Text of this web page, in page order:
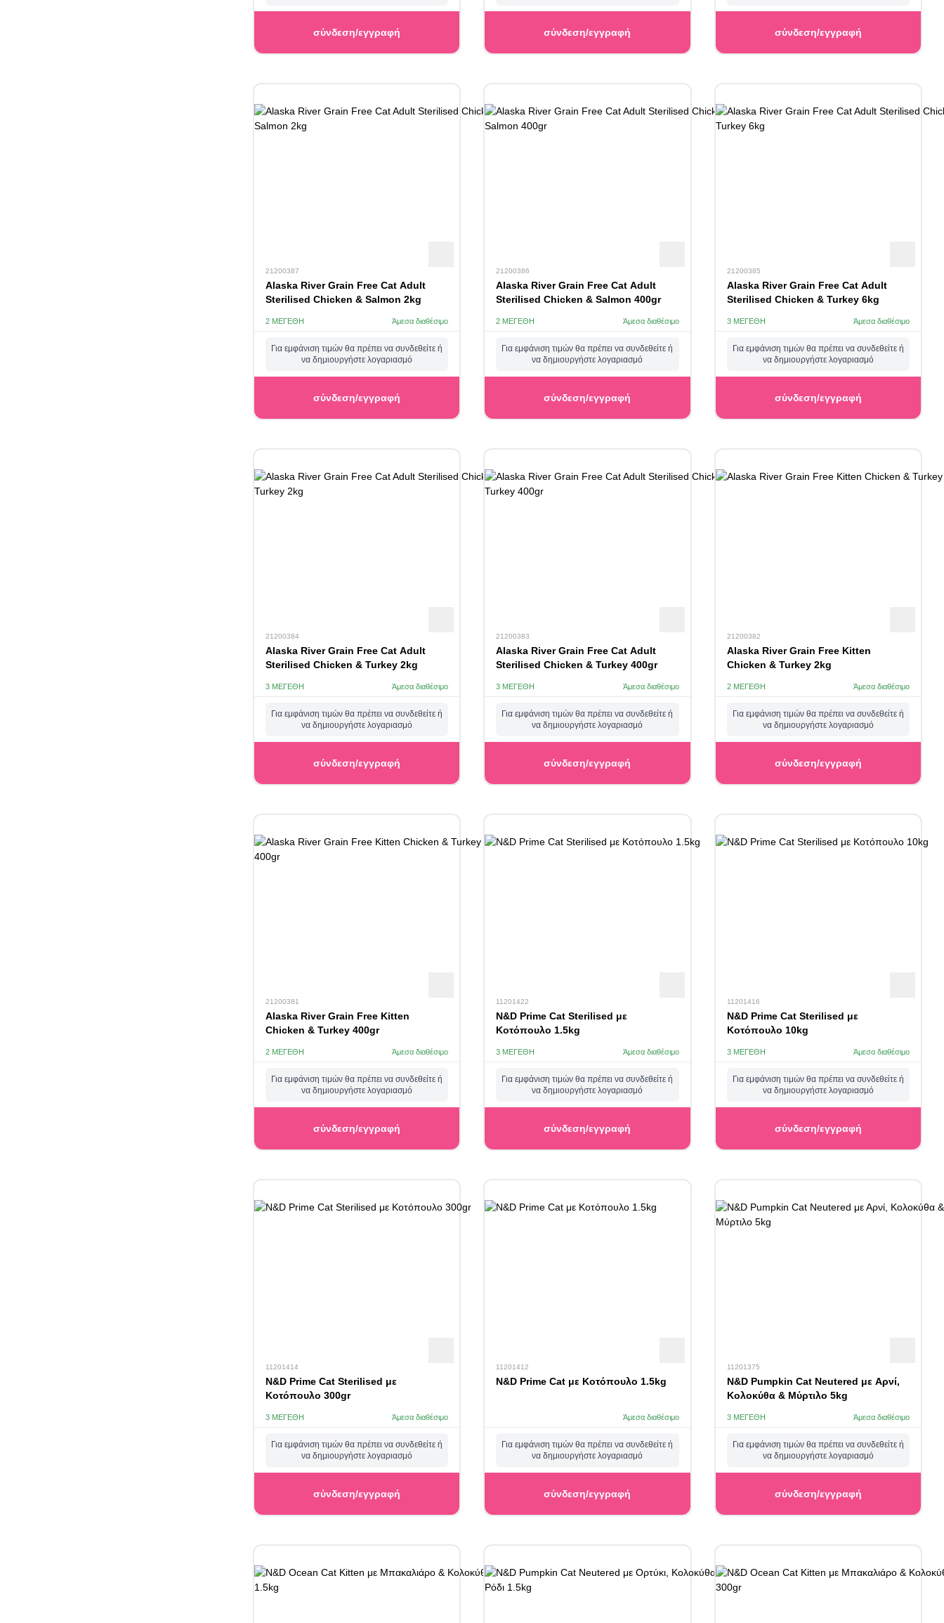
σύνδεση/εγγραφή σύνδεση/εγγραφή σύνδεση/εγγραφή
21200387
Alaska River Grain Free Cat Adult
Sterilised Chicken & Salmon 2kg
2 ΜΕΓΈΘΗ Άμεσα διαθέσιμο
Για εμφάνιση τιμών θα πρέπει να συνδεθείτε ή
να δημιουργήστε λογαριασμό
σύνδεση/εγγραφή
21200386
Alaska River Grain Free Cat Adult
Sterilised Chicken & Salmon 400gr
2 ΜΕΓΈΘΗ Άμεσα διαθέσιμο
Για εμφάνιση τιμών θα πρέπει να συνδεθείτε ή
να δημιουργήστε λογαριασμό
σύνδεση/εγγραφή
21200385
Alaska River Grain Free Cat Adult
Sterilised Chicken & Turkey 6kg
3 ΜΕΓΈΘΗ Άμεσα διαθέσιμο
Για εμφάνιση τιμών θα πρέπει να συνδεθείτε ή
να δημιουργήστε λογαριασμό
σύνδεση/εγγραφή
21200384
Alaska River Grain Free Cat Adult
Sterilised Chicken & Turkey 2kg
3 ΜΕΓΈΘΗ Άμεσα διαθέσιμο
Για εμφάνιση τιμών θα πρέπει να συνδεθείτε ή
να δημιουργήστε λογαριασμό
σύνδεση/εγγραφή
21200383
Alaska River Grain Free Cat Adult
Sterilised Chicken & Turkey 400gr
3 ΜΕΓΈΘΗ Άμεσα διαθέσιμο
Για εμφάνιση τιμών θα πρέπει να συνδεθείτε ή
να δημιουργήστε λογαριασμό
σύνδεση/εγγραφή
21200382
Alaska River Grain Free Kitten
Chicken & Turkey 2kg
2 ΜΕΓΈΘΗ Άμεσα διαθέσιμο
Για εμφάνιση τιμών θα πρέπει να συνδεθείτε ή
να δημιουργήστε λογαριασμό
σύνδεση/εγγραφή
21200381
Alaska River Grain Free Kitten
Chicken & Turkey 400gr
2 ΜΕΓΈΘΗ Άμεσα διαθέσιμο
Για εμφάνιση τιμών θα πρέπει να συνδεθείτε ή
να δημιουργήστε λογαριασμό
σύνδεση/εγγραφή
11201422
N&D Prime Cat Sterilised με
Κοτόπουλο 1.5kg
3 ΜΕΓΈΘΗ Άμεσα διαθέσιμο
Για εμφάνιση τιμών θα πρέπει να συνδεθείτε ή
να δημιουργήστε λογαριασμό
σύνδεση/εγγραφή
11201416
N&D Prime Cat Sterilised με
Κοτόπουλο 10kg
3 ΜΕΓΈΘΗ Άμεσα διαθέσιμο
Για εμφάνιση τιμών θα πρέπει να συνδεθείτε ή
να δημιουργήστε λογαριασμό
σύνδεση/εγγραφή
11201414
N&D Prime Cat Sterilised με
Κοτόπουλο 300gr
3 ΜΕΓΈΘΗ Άμεσα διαθέσιμο
Για εμφάνιση τιμών θα πρέπει να συνδεθείτε ή
να δημιουργήστε λογαριασμό
σύνδεση/εγγραφή
11201412
N&D Prime Cat με Κοτόπουλο 1.5kg
Άμεσα διαθέσιμο
Για εμφάνιση τιμών θα πρέπει να συνδεθείτε ή
να δημιουργήστε λογαριασμό
σύνδεση/εγγραφή
11201375
N&D Pumpkin Cat Neutered με Αρνί,
Κολοκύθα & Μύρτιλο 5kg
3 ΜΕΓΈΘΗ Άμεσα διαθέσιμο
Για εμφάνιση τιμών θα πρέπει να συνδεθείτε ή
να δημιουργήστε λογαριασμό
σύνδεση/εγγραφή